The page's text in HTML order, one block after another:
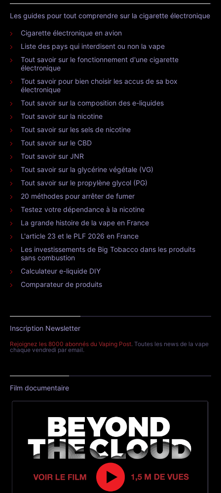
Les guides pour tout comprendre sur la cigarette électronique
Cigarette électronique en avion
Liste des pays qui interdisent ou non la vape
Tout savoir sur le fonctionnement d'une cigarette
électronique
Tout savoir pour bien choisir les accus de sa box
électronique
Tout savoir sur la composition des e-liquides
Tout savoir sur la nicotine
Tout savoir sur les sels de nicotine
Tout savoir sur le CBD
Tout savoir sur JNR
Tout savoir sur la glycérine végétale (VG)
Tout savoir sur le propylène glycol (PG)
20 méthodes pour arrêter de fumer
Testez votre dépendance à la nicotine
La grande histoire de la vape en France
L'article 23 et le PLF 2026 en France
Les investissements de Big Tobacco dans les produits
sans combustion
Calculateur e-liquide DIY
Comparateur de produits
Inscription Newsletter
Rejoignez les 8000 abonnés du Vaping Post. Toutes les news de la vape
chaque vendredi par email.
Film documentaire